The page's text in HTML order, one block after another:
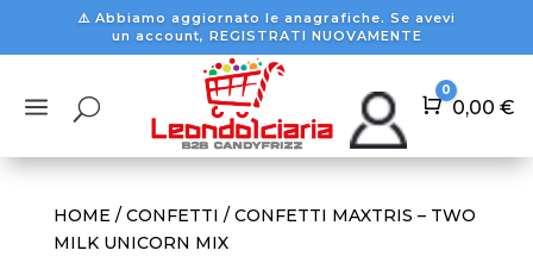
⚠️ Abbiamo aggiornato le anagrafiche. Se avevi
un account, REGISTRATI NUOVAMENTE
a U Carrello
0
0,00€
HOME / CONFETTI / CONFETTI MAXTRIS – TWO
MILK UNICORN MIX